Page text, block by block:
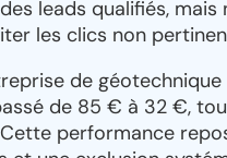
leads qualifiés, mais
les clics non
de
de 85 € à 32 €,
performance